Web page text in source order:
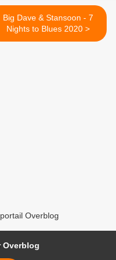
Big Dave & Stansoon - 7
Nights to Blues 2020 >
Overblog
Overblog